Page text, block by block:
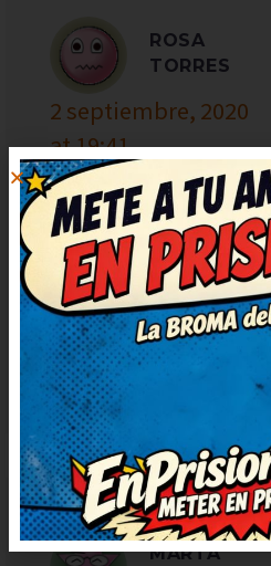
ROSA
TORRES
2 septiembre, 2020
at 19:41
Qué chispa tiene
partí de risa.
más, que alegran
puedo dejar de
bueno. Humor del
gracia y sin
MARTA